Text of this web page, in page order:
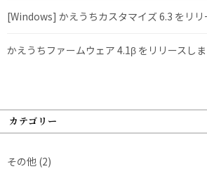
[Windows] かえうちカスタマイズ 6.3 をリリ
かえうちファームウェア 4.1β をリリースし
カテゴリー
その他 (2)